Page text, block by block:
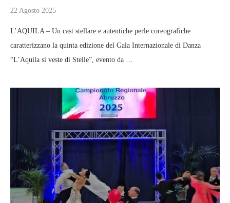
22 Agosto 2025
L’AQUILA – Un cast stellare e autentiche perle coreografiche
caratterizzano la quinta edizione del Gala Internazionale di Danza
“L’Aquila si veste di Stelle”, evento da …